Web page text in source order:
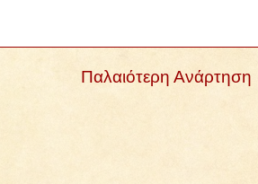
Παλαιότερη Ανάρτηση